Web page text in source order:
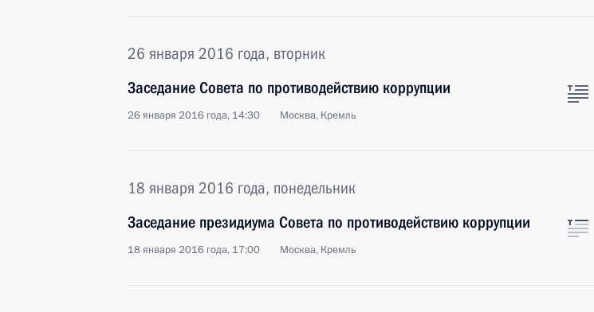
26 января 2016 года, вторник
Заседание Совета по противодействию коррупции
26 января 2016 года, 14:30 Москва, Кремль
18 января 2016 года, понедельник
Заседание президиума Совета по противодействию коррупции
18 января 2016 года, 17:00 Москва, Кремль